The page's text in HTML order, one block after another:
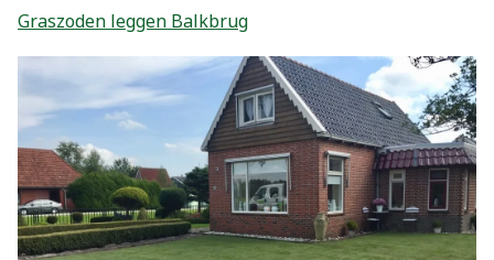
Graszoden leggen Balkbrug